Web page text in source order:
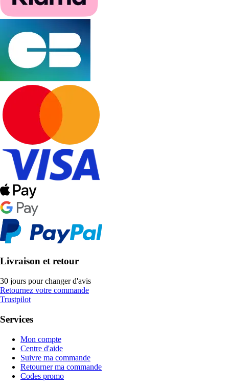
Livraison et retour
30 jours pour changer d'avis
Retournez votre commande
Trustpilot
Services
Mon compte
Centre d'aide
Suivre ma commande
Retourner ma commande
Codes promo